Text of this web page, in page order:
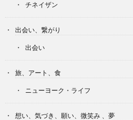
チネイザン
出会い、繋がり
出会い
旅、アート、食
ニューヨーク・ライフ
想い、気づき、願い、微笑み 、夢